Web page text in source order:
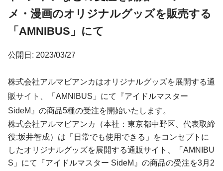
メ・漫画のオリジナルグッズを販売する
「AMNIBUS」にて
公開日: 2023/03/27
株式会社アルマビアンカはオリジナルグッズを展開する通
販サイト、「AMNIBUS」にて『アイドルマスター
SideM』の商品5種の受注を開始いたします。
株式会社アルマビアンカ（本社：東京都中野区、代表取締
役:坂井智成）は「日常でも使用できる」をコンセプトに
したオリジナルグッズを展開する通販サイト、「AMNIBU
S」にて『アイドルマスター SideM』の商品の受注を3月2